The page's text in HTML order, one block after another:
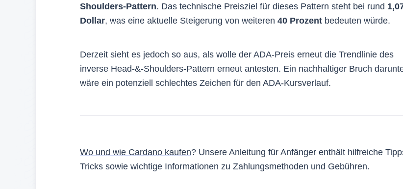
Shoulders-Pattern. Das technische Preisziel für dieses Pattern steht bei rund
Dollar, was eine aktuelle Steigerung von weiteren 40 Prozent bedeuten würde.
Derzeit sieht es jedoch so aus, als wolle der ADA-Preis erneut die Trendlinie des
inverse Head-&-Shoulders-Pattern erneut antesten. Ein nachhaltiger Bruch
wäre ein potenziell schlechtes Zeichen für den ADA-Kursverlauf.
Wo und wie Cardano kaufen? Unsere Anleitung für Anfänger enthält hilfreiche
Tricks sowie wichtige Informationen zu Zahlungsmethoden und Gebühren.